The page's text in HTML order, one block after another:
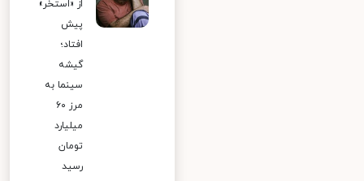
از «استخر»
پیش
افتاد؛
گیشه
سینما به
مرز ۶۰
میلیارد
تومان
رسید